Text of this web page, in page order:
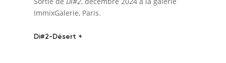
ImmixGalerie, Paris.
Di#2-Désert +